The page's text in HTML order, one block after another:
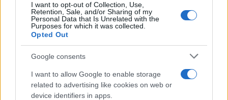
I want to opt-out of Collection, Use,
Retention, Sale, and/or Sharing of my
Personal Data that Is Unrelated with the
Purposes for which it was collected.
Opted Out
Google consents
I want to allow Google to enable storage
related to advertising like cookies on web or
device identifiers in apps.
ΘΕΣΕΙΣ ΕΡΓΑΣΙΑΣ ΜΜΜ ΠΡΟΣΛΗΨΕΙΣ
ΔΙΑΒΑΣΤΕ ΑΚΟΜΑ